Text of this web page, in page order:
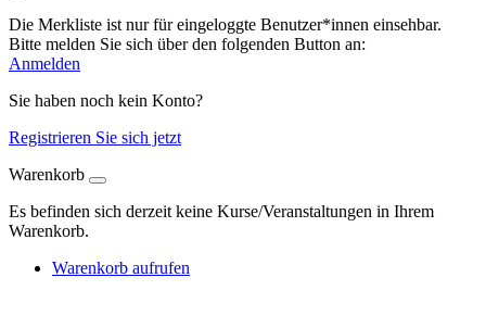
Die Merkliste ist nur für eingeloggte Benutzer*innen einsehbar.
Bitte melden Sie sich über den folgenden Button an:
Anmelden
Sie haben noch kein Konto?
Registrieren Sie sich jetzt
Warenkorb
Es befinden sich derzeit keine Kurse/Veranstaltungen in Ihrem
Warenkorb.
Warenkorb aufrufen